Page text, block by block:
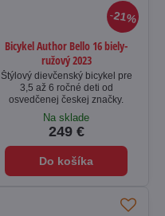
21%
Bicykel Author Bello 16 biely-
ružový 2023
Štýlový dievčenský bicykel pre
3,5 až 6 ročné deti od
osvedčenej českej značky.
Na sklade
249 €
Do košíka